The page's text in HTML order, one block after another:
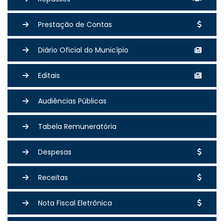
Prestação de Contas
Diário Oficial do Município
Editais
Audiências Públicas
Tabela Remuneratória
Despesas
Receitas
Nota Fiscal Eletrônica